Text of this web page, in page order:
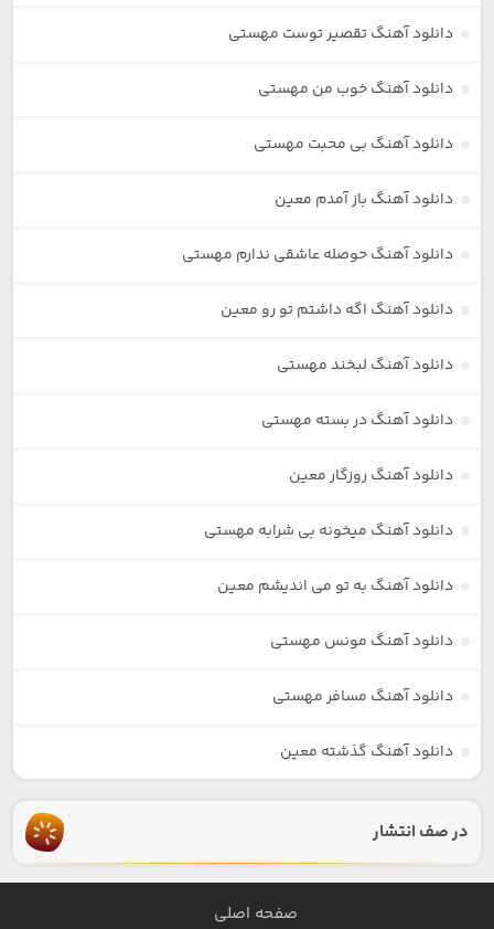
دانلود آهنگ تقصیر توست مهستی
دانلود آهنگ خوب من مهستی
دانلود آهنگ بی محبت مهستی
دانلود آهنگ باز آمدم معین
دانلود آهنگ حوصله عاشقی ندارم مهستی
دانلود آهنگ اگه داشتم تو رو معین
دانلود آهنگ لبخند مهستی
دانلود آهنگ در بسته مهستی
دانلود آهنگ روزگار معین
دانلود آهنگ میخونه بی شرابه مهستی
دانلود آهنگ به تو می اندیشم معین
دانلود آهنگ مونس مهستی
دانلود آهنگ مسافر مهستی
دانلود آهنگ گذشته معین
در صف انتشار
صفحه اصلی